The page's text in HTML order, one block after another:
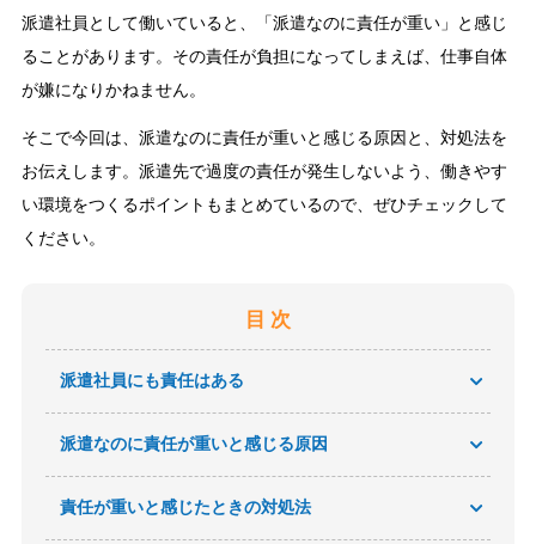
派遣社員として働いていると、「派遣なのに責任が重い」と感じ
ることがあります。その責任が負担になってしまえば、仕事自体
が嫌になりかねません。
そこで今回は、派遣なのに責任が重いと感じる原因と、対処法を
お伝えします。派遣先で過度の責任が発生しないよう、働きやす
い環境をつくるポイントもまとめているので、ぜひチェックして
ください。
目 次
派遣社員にも責任はある
派遣なのに責任が重いと感じる原因
責任が重いと感じたときの対処法